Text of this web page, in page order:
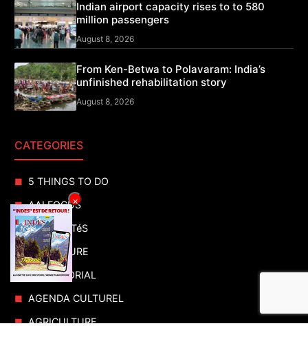
Indian airport capacity rises to to 580
million passengers
August 8, 2026
From Ken-Betwa to Polavaram: India’s
unfinished rehabilitation story
August 8, 2026
CATEGORIES
5 THINGS TO DO
AAI FOCUS
ACTUALITéS
ADVENTURE
ADVERTORIAL
AGENDA CULTUREL
AGRICULTURE
×